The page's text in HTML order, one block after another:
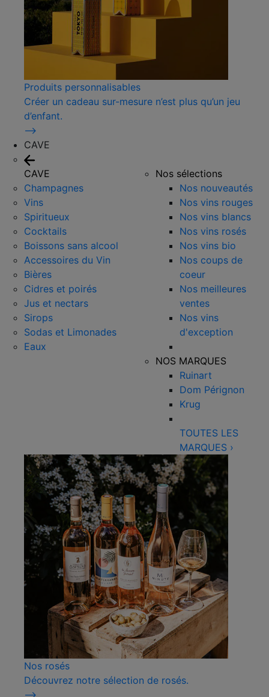
Produits personnalisables
Créer un cadeau sur-mesure n’est plus qu’un jeu
d’enfant.
⟶
CAVE
CAVE
Champagnes
Vins
Spiritueux
Cocktails
Boissons sans alcool
Accessoires du Vin
Bières
Cidres et poirés
Jus et nectars
Sirops
Sodas et Limonades
Eaux
Nos sélections
Nos nouveautés
Nos vins rouges
Nos vins blancs
Nos vins rosés
Nos vins bio
Nos coups de
coeur
Nos meilleures
ventes
Nos vins
d'exception
NOS MARQUES
Ruinart
Dom Pérignon
Krug
TOUTES LES
MARQUES ›
Nos rosés
Découvrez notre sélection de rosés.
⟶